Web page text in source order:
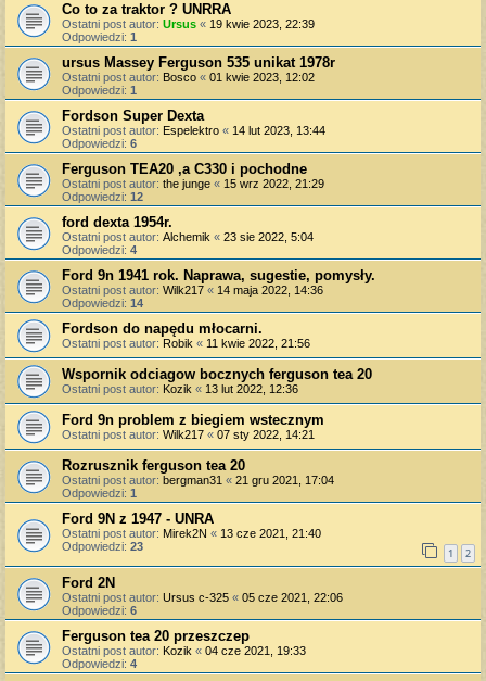
Co to za traktor ? UNRRA
Ostatni post autor: Ursus « 19 kwie 2023, 22:39
Odpowiedzi: 1
ursus Massey Ferguson 535 unikat 1978r
Ostatni post autor: Bosco « 01 kwie 2023, 12:02
Odpowiedzi: 1
Fordson Super Dexta
Ostatni post autor: Espelektro « 14 lut 2023, 13:44
Odpowiedzi: 6
Ferguson TEA20 ,a C330 i pochodne
Ostatni post autor: the junge « 15 wrz 2022, 21:29
Odpowiedzi: 12
ford dexta 1954r.
Ostatni post autor: Alchemik « 23 sie 2022, 5:04
Odpowiedzi: 4
Ford 9n 1941 rok. Naprawa, sugestie, pomysły.
Ostatni post autor: Wilk217 « 14 maja 2022, 14:36
Odpowiedzi: 14
Fordson do napędu młocarni.
Ostatni post autor: Robik « 11 kwie 2022, 21:56
Wspornik odciagow bocznych ferguson tea 20
Ostatni post autor: Kozik « 13 lut 2022, 12:36
Ford 9n problem z biegiem wstecznym
Ostatni post autor: Wilk217 « 07 sty 2022, 14:21
Rozrusznik ferguson tea 20
Ostatni post autor: bergman31 « 21 gru 2021, 17:04
Odpowiedzi: 1
Ford 9N z 1947 - UNRA
Ostatni post autor: Mirek2N « 13 cze 2021, 21:40
Odpowiedzi: 23 1 2
Ford 2N
Ostatni post autor: Ursus c-325 « 05 cze 2021, 22:06
Odpowiedzi: 6
Ferguson tea 20 przeszczep
Ostatni post autor: Kozik « 04 cze 2021, 19:33
Odpowiedzi: 4